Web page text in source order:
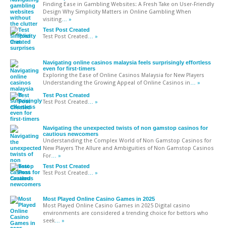
Finding Ease in Gambling Websites: A Fresh Take on User-Friendly
Design Why Simplicity Matters in Online Gambling When
visiting … »
Test Post Created
Test Post Created … »
Navigating online casinos malaysia feels surprisingly effortless
even for first-timers
Exploring the Ease of Online Casinos Malaysia for New Players
Understanding the Growing Appeal of Online Casinos in … »
Test Post Created
Test Post Created … »
Navigating the unexpected twists of non gamstop casinos for
cautious newcomers
Understanding the Complex World of Non Gamstop Casinos for
New Players The Allure and Ambiguities of Non Gamstop Casinos
For … »
Test Post Created
Test Post Created … »
Most Played Online Casino Games in 2025
Most Played Online Casino Games in 2025 Digital casino
environments are considered a trending choice for bettors who
seek … »